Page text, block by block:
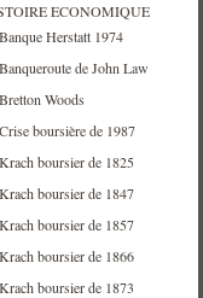
ECONOMIQUE
Banque Herstatt 1974
Banqueroute de John Law
Bretton Woods
Crise boursière de 1987
Krach boursier de 1825
Krach boursier de 1847
Krach boursier de 1857
Krach boursier de 1866
Krach boursier de 1873